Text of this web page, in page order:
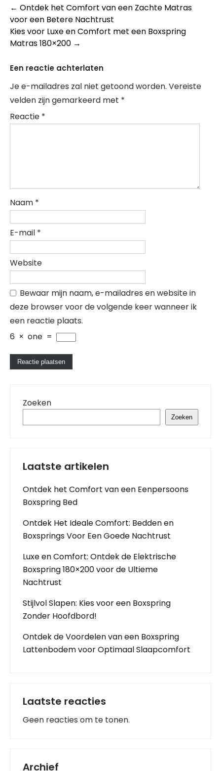
Berichtnavigatie
← Ontdek het Comfort van een Zachte Matras
voor een Betere Nachtrust
Kies voor Luxe en Comfort met een Boxspring
Matras 180×200 →
Een reactie achterlaten
Je e-mailadres zal niet getoond worden. Vereiste
velden zijn gemarkeerd met *
Reactie *
Naam *
E-mail *
Website
Bewaar mijn naam, e-mailadres en website in
deze browser voor de volgende keer wanneer ik
een reactie plaats.
6 × one =
Zoeken
Zoeken
Laatste artikelen
Ontdek het Comfort van een Eenpersoons
Boxspring Bed
Ontdek Het Ideale Comfort: Bedden en
Boxsprings Voor Een Goede Nachtrust
Luxe en Comfort: Ontdek de Elektrische
Boxspring 180×200 voor de Ultieme
Nachtrust
Stijlvol Slapen: Kies voor een Boxspring
Zonder Hoofdbord!
Ontdek de Voordelen van een Boxspring
Lattenbodem voor Optimaal Slaapcomfort
Laatste reacties
Geen reacties om te tonen.
Archief